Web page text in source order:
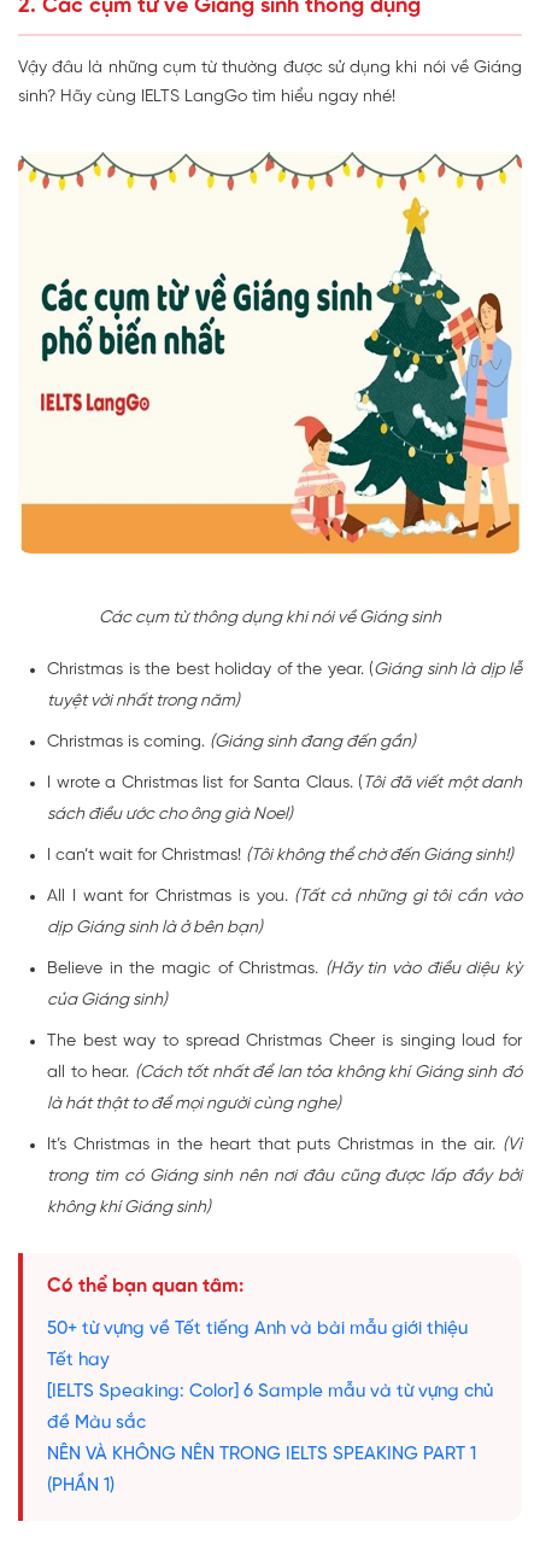
2. Các cụm từ về Giáng sinh thông dụng
Vậy đâu là những cụm từ thường được sử dụng khi nói về Giáng
sinh? Hãy cùng IELTS LangGo tìm hiểu ngay nhé!
Các cụm từ thông dụng khi nói về Giáng sinh
Christmas is the best holiday of the year. (Giáng sinh là dịp lễ
tuyệt vời nhất trong năm)
Christmas is coming. (Giáng sinh đang đến gần)
I wrote a Christmas list for Santa Claus. ( Tôi đã viết một danh
sách điều ước cho ông già Noel)
I can’t wait for Christmas! (Tôi không thể chờ đến Giáng sinh!)
All I want for Christmas is you. (Tất cả những gì tôi cần vào
dịp Giáng sinh là ở bên bạn)
Believe in the magic of Christmas. (Hãy tin vào điều diệu kỳ
của Giáng sinh)
The best way to spread Christmas Cheer is singing loud for
all to hear. (Cách tốt nhất để lan tỏa không khí Giáng sinh đó
là hát thật to để mọi người cùng nghe)
It’s Christmas in the heart that puts Christmas in the air. (Vì
trong tim có Giáng sinh nên nơi đâu cũng được lấp đầy bởi
không khí Giáng sinh)
Có thể bạn quan tâm:
50+ từ vựng về Tết tiếng Anh và bài mẫu giới thiệu
Tết hay
[IELTS Speaking: Color] 6 Sample mẫu và từ vựng chủ
đề Màu sắc
NÊN VÀ KHÔNG NÊN TRONG IELTS SPEAKING PART 1
(PHẦN 1)